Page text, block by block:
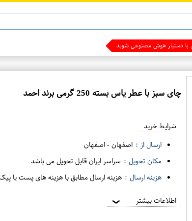
با دستیار هوش مصنوعی شوید
چای سبز با عطر یاس بسته 250 گرمی برند احمد
شرایط خرید
ارسال از : اصفهان-اصفهان
مکان تحویل : سراسر ایران قابل تحویل می باشد
هزینه ارسال : هزینه ارسال مطابق با هزینه های پست یا
اطلاعات بیشتر ❯